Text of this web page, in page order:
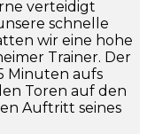
verteidigt
schnelle
wir eine hohe
Trainer. Der
Minuten aufs
Toren auf den
Auftritt seines